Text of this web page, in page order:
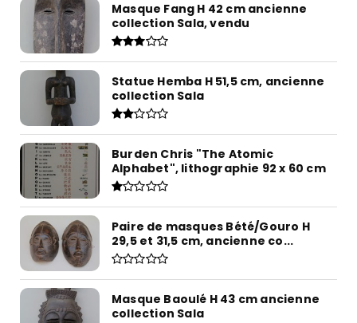
Masque Fang H 42 cm ancienne
collection Sala, vendu
Statue Hemba H 51,5 cm, ancienne
collection Sala
Burden Chris "The Atomic
Alphabet", lithographie 92 x 60 cm
Paire de masques Bété/Gouro H
29,5 et 31,5 cm, ancienne co...
Masque Baoulé H 43 cm ancienne
collection Sala